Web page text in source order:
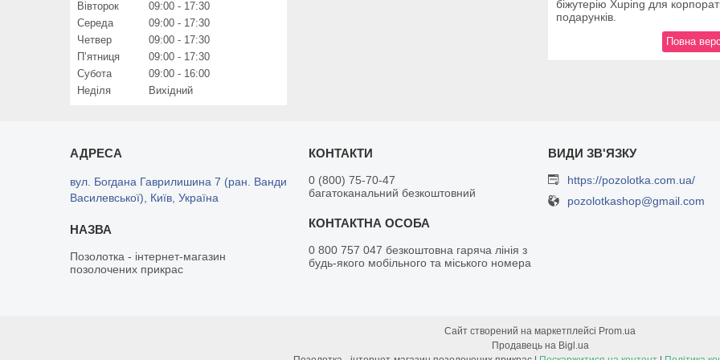
біжутерію Xuping для
подарунків.
Повна
Вівторок
09:00
17:30
Середа
09:00
17:30
Четвер
09:00
17:30
Пʼятниця
09:00
17:30
Субота
09:00
16:00
Неділя
Вихідний
вул. Богдана Гаврилишина 7 (ран. Ванди
Василевської), Київ, Україна
Позолотка - інтернет-магазин
позолочених прикрас
0 (800) 75-70-47
багатоканальний безкоштовний
0 800 757 047 безкоштовна гаряча лінія з
будь-якого мобільного та міського номера
https://pozolotka.com.ua/
pozolotkashop@gmail.com
Сайт створений на маркетплейсі Prom.ua
Продавець на Bigl.ua